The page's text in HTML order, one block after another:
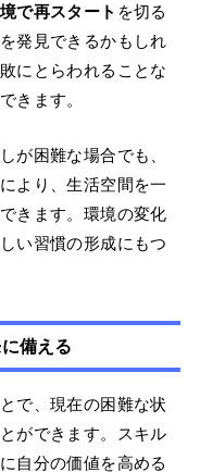
で再スタート を切る
発見できるかもしれ
にとらわれることな
きます。
が困難な場合でも、
より、生活空間を一
きます。環境の変化
い習慣の形成にもつ
備える
で、現在の困難な状
ができます。スキル
自分の価値を高める